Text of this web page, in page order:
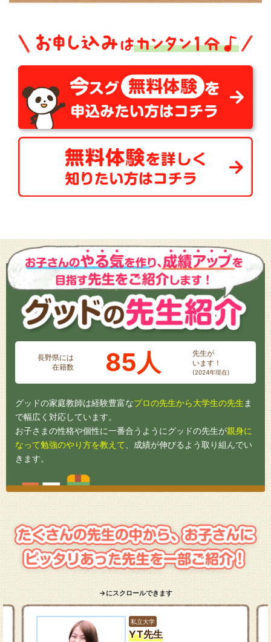
長野県には
在籍数
85人
先生が
います！
(2024年現在)
グッドの家庭教師は経験豊富なプロの先生から大学生の先生 ま
で幅広く対応しています。
お子さまの性格や個性に一番合うようにグッドの先生が親身に
なって勉強のやり方を教えて
、成績が伸びるよう取り組んでい
きます。
→にスクロールできます
私立大学
YT先生